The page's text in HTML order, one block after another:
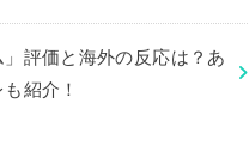
評価と海外の反応は？あ
紹介！